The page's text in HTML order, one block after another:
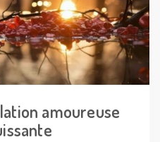
amoureuse